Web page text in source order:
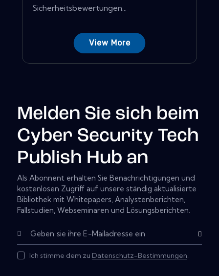
Sicherheitsbewertungen...
View More
Melden Sie sich beim
Cyber Security Tech
Publish Hub an
Als Abonnent erhalten Sie Benachrichtigungen und
kostenlosen Zugriff auf unsere ständig aktualisierte
Bibliothek mit Whitepapers, Analystenberichten,
Fallstudien, Webseminaren und Lösungsberichten.
Ich stimme dem zu Datenschutz-Bestimmungen.